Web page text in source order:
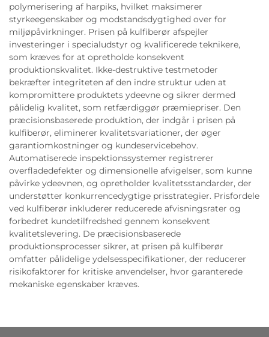
polymerisering af harpiks, hvilket maksimerer
styrkeegenskaber og modstandsdygtighed over for
miljøpåvirkninger. Prisen på kulfiberør afspejler
investeringer i specialudstyr og kvalificerede teknikere,
som kræves for at opretholde konsekvent
produktionskvalitet. Ikke-destruktive testmetoder
bekræfter integriteten af den indre struktur uden at
kompromittere produktets ydeevne og sikrer dermed
pålidelig kvalitet, som retfærdiggør præmiepriser. Den
præcisionsbaserede produktion, der indgår i prisen på
kulfiberør, eliminerer kvalitetsvariationer, der øger
garantiomkostninger og kundeservicebehov.
Automatiserede inspektionssystemer registrerer
overfladedefekter og dimensionelle afvigelser, som kunne
påvirke ydeevnen, og opretholder kvalitetsstandarder, der
understøtter konkurrencedygtige prisstrategier. Prisfordele
ved kulfiberør inkluderer reducerede afvisningsrater og
forbedret kundetilfredshed gennem konsekvent
kvalitetslevering. De præcisionsbaserede
produktionsprocesser sikrer, at prisen på kulfiberør
omfatter pålidelige ydelsesspecifikationer, der reducerer
risikofaktorer for kritiske anvendelser, hvor garanterede
mekaniske egenskaber kræves.